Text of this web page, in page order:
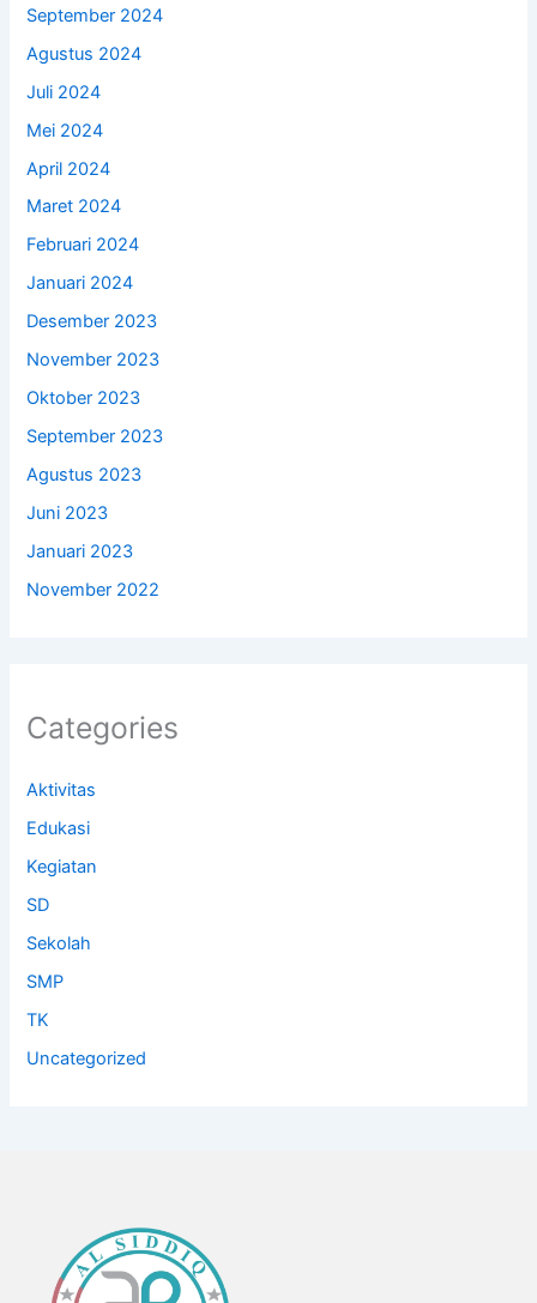
September 2024
Agustus 2024
Juli 2024
Mei 2024
April 2024
Maret 2024
Februari 2024
Januari 2024
Desember 2023
November 2023
Oktober 2023
September 2023
Agustus 2023
Juni 2023
Januari 2023
November 2022
Categories
Aktivitas
Edukasi
Kegiatan
SD
Sekolah
SMP
TK
Uncategorized